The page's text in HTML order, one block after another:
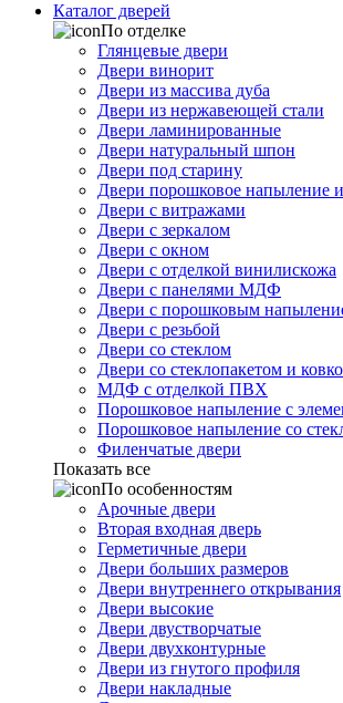
Каталог дверей
По отделке
Глянцевые двери
Двери винорит
Двери из массива дуба
Двери из нержавеющей стали
Двери ламинированные
Двери натуральный шпон
Двери под старину
Двери порошковое
Двери с витражами
Двери с зеркалом
Двери с окном
Двери с отделкой винилискожа
Двери с панелями МДФ
Двери с порошковым
Двери с резьбой
Двери со стеклом
Двери со стеклопакетом и
МДФ с отделкой ПВХ
Порошковое напыление с
Порошковое напыление со
Филенчатые двери
Показать все
По особенностям
Арочные двери
Вторая входная дверь
Герметичные двери
Двери больших размеров
Двери внутреннего открывания
Двери высокие
Двери двустворчатые
Двери двухконтурные
Двери из гнутого профиля
Двери накладные